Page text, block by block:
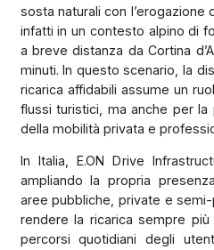
sosta naturali con l’erogazione
infatti in un contesto alpino di
a breve distanza da Cortina
minuti. In questo scenario, la
ricarica affidabili assume un
flussi turistici, ma anche per
della mobilità privata e
In Italia, E.ON Drive
ampliando la propria
aree pubbliche, private e
rendere la ricarica sempre
percorsi quotidiani degli